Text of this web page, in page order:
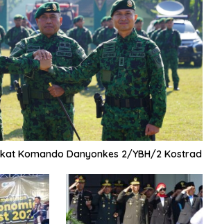
Komando Danyonkes 2/YBH/2 Kostrad